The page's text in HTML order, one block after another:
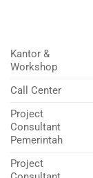
Kantor &
Workshop
Call Center
Project
Consultant
Pemerintah
Project